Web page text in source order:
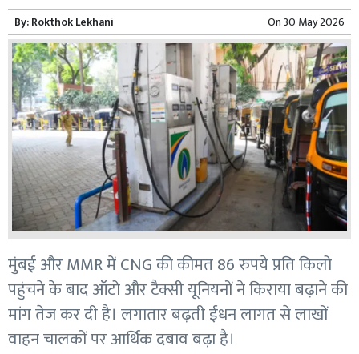
By:Rokthok Lekhani On30 May 2026
मुंबई और MMR में CNG की कीमत 86 रुपये प्रति किलो
पहुंचने के बाद ऑटो और टैक्सी यूनियनों ने किराया बढ़ाने की
मांग तेज कर दी है। लगातार बढ़ती ईंधन लागत से लाखों
वाहन चालकों पर आर्थिक दबाव बढ़ा है।